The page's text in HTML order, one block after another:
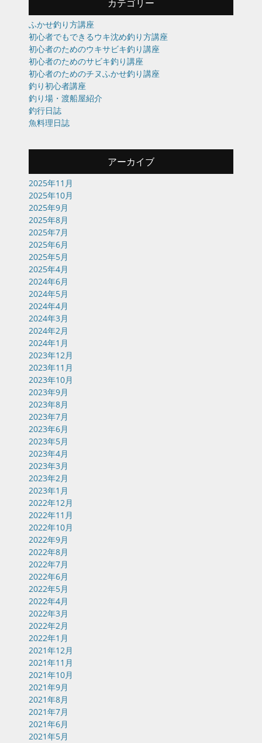
カテゴリー
ふかせ釣り方講座
初心者でもできるウキ沈め釣り方講座
初心者のためのウキサビキ釣り講座
初心者のためのサビキ釣り講座
初心者のためのチヌふかせ釣り講座
釣り初心者講座
釣り場・渡船屋紹介
釣行日誌
魚料理日誌
アーカイブ
2025年11月
2025年10月
2025年9月
2025年8月
2025年7月
2025年6月
2025年5月
2025年4月
2024年6月
2024年5月
2024年4月
2024年3月
2024年2月
2024年1月
2023年12月
2023年11月
2023年10月
2023年9月
2023年8月
2023年7月
2023年6月
2023年5月
2023年4月
2023年3月
2023年2月
2023年1月
2022年12月
2022年11月
2022年10月
2022年9月
2022年8月
2022年7月
2022年6月
2022年5月
2022年4月
2022年3月
2022年2月
2022年1月
2021年12月
2021年11月
2021年10月
2021年9月
2021年8月
2021年7月
2021年6月
2021年5月